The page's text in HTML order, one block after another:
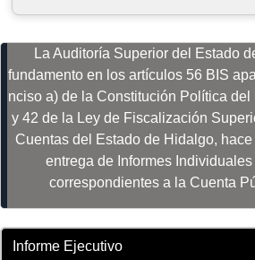
La Auditoría Superior del Estado
fundamento en los artículos 56 BIS
inciso a) de la Constitución Política
y 42 de la Ley de Fiscalización
Cuentas del Estado de Hidalgo,
entrega de Informes
correspondientes a la Cuenta
Informe Ejecutivo